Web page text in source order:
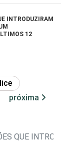
INTRODUZIRAM
12
próxima
QUE